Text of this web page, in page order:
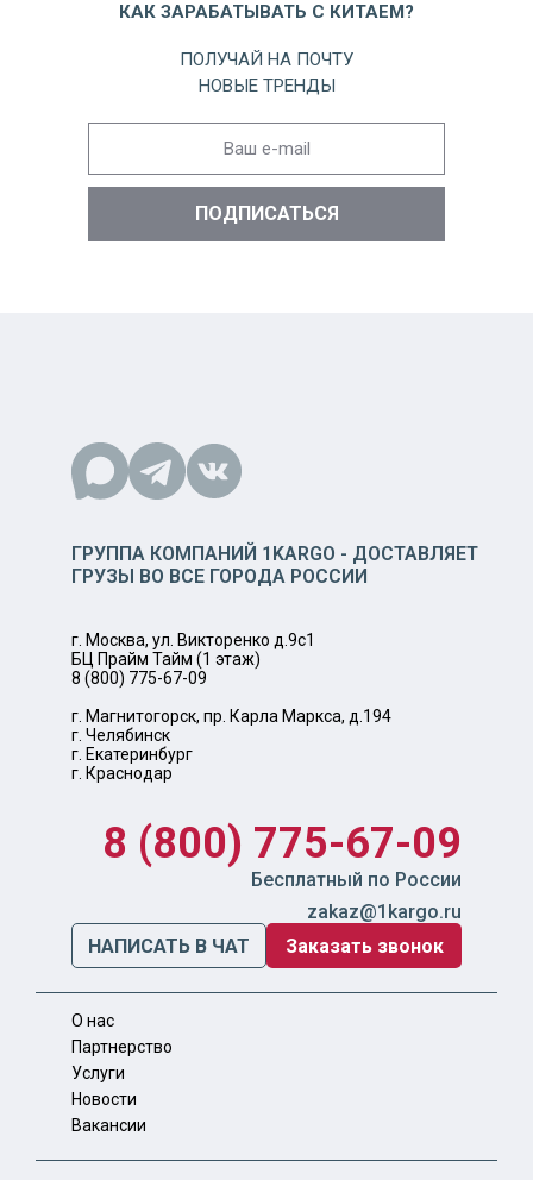
КАК ЗАРАБАТЫВАТЬ С КИТАЕМ?
ПОЛУЧАЙ НА ПОЧТУ
НОВЫЕ ТРЕНДЫ
ГРУППА КОМПАНИЙ 1KARGO - ДОСТАВЛЯЕТ
ГРУЗЫ ВО ВСЕ ГОРОДА РОССИИ
г. Москва, ул. Викторенко д.9с1
БЦ Прайм Тайм (1 этаж)
8 (800) 775-67-09
г. Магнитогорск, пр. Карла Маркса, д.194
г. Челябинск
г. Екатеринбург
г. Краснодар
8 (800) 775-67-09
Бесплатный по России
zakaz@1kargo.ru
НАПИСАТЬ В ЧАТ
Заказать звонок
О нас
Партнерство
Услуги
Новости
Вакансии